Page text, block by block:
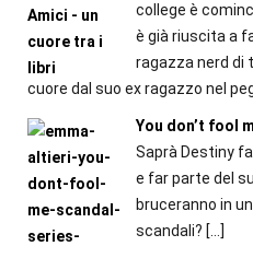
college è
è già riuscita a
ragazza nerd di
cuore dal suo ex ragazzo nel
You don’t fool
Saprà Destiny
e far parte del
bruceranno in
scandali? […]